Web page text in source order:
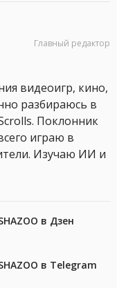
Главный редактор
видеоигр, кино,
разбираюсь в
Поклонник
играю в
Изучаю ИИ и
в Дзен
в Telegram